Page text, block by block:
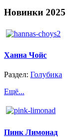
Новинки 2025
Ханна Чойс
Раздел: Голубика
Ещё...
Пинк Лимонад